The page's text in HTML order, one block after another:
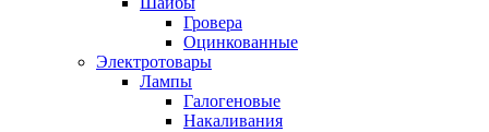
Гровера
Оцинкованные
Электротовары
Лампы
Галогеновые
Накаливания